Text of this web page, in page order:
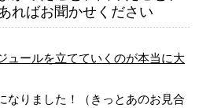
ればお聞かせください
ュールを立てていくのが本当に大
なりました！（きっとあのお見合